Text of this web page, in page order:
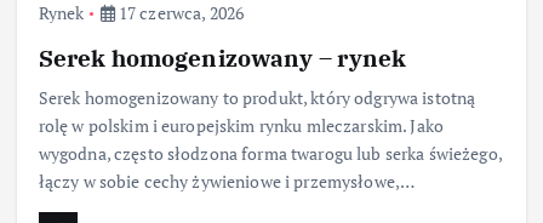
Rynek 17 czerwca, 2026
Serek homogenizowany – rynek
Serek homogenizowany to produkt, który odgrywa istotną
rolę w polskim i europejskim rynku mleczarskim. Jako
wygodna, często słodzona forma twarogu lub serka świeżego,
łączy w sobie cechy żywieniowe i przemysłowe,…